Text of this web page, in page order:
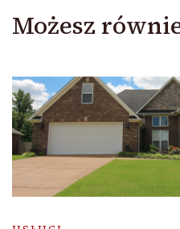
Możesz